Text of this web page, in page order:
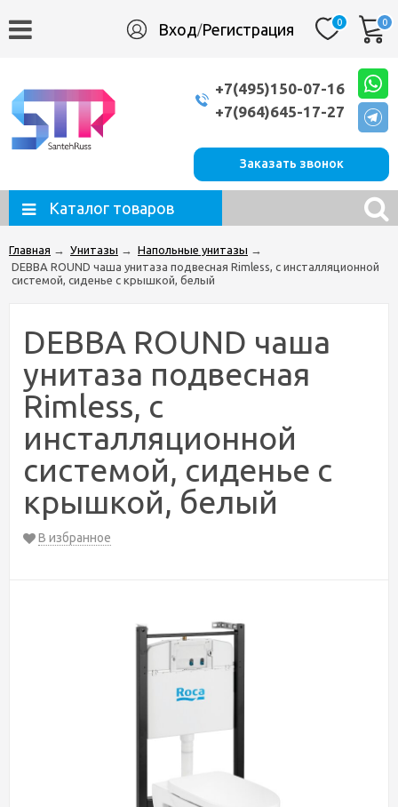
Вход/Регистрация 0 0
+7(495)150-07-16
+7(964)645-17-27
Заказать звонок
Каталог товаров
Главная → Унитазы → Напольные унитазы →
DEBBA ROUND чаша унитаза подвесная Rimless, с инсталляционной
системой, сиденье с крышкой, белый
DEBBA ROUND чаша
унитаза подвесная
Rimless, с
инсталляционной
системой, сиденье с
крышкой, белый
В избранное